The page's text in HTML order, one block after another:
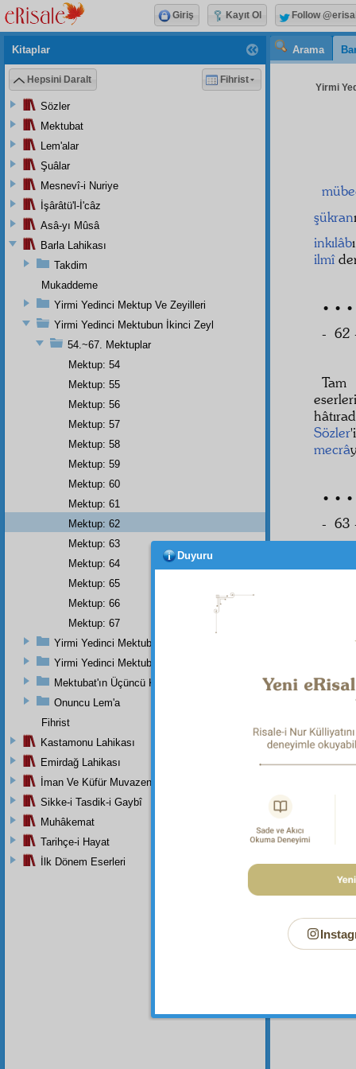
Arama
Yirmi
şükran
inkılâb
ilmî
• • •
- 62
Tam
Sözler
mecrâ
• • •
- 63
Dipnot-2
olsun.
Kitaplar
Hepsini Daralt Fihrist
Sözler
Mektubat
Lem'alar
Şuâlar
Mesnevî-i Nuriye
İşârâtü'l-İ'câz
Asâ-yı Mûsâ
Barla Lahikası
Takdim
Mukaddeme
Yirmi Yedinci Mektup Ve Zeyilleri
Yirmi Yedinci Mektubun İkinci Zeyl
54.~67. Mektuplar
Mektup: 54
Mektup: 55
Mektup: 56
Mektup: 57
Mektup: 58
Mektup: 59
Mektup: 60
Mektup: 61
Mektup: 62
Mektup: 63
Mektup: 64
Mektup: 65
Mektup: 66
Mektup: 67
Yirmi Yedinci Mektubun Üçüncü Zeyli
Yirmi Yedinci Mektubun Üçüncü Kısmı Ve Üçüncü Zeylin
Mektubat'ın Üçüncü Kısmı
Onuncu Lem'a
Fihrist
Kastamonu Lahikası
Emirdağ Lahikası
İman Ve Küfür Muvazeneleri
Sikke-i Tasdik-i Gaybî
Muhâkemat
Tarihçe-i Hayat
İlk Dönem Eserleri
Giriş Kayıt Ol Follow
Duyuru